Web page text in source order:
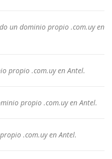
un dominio propio .com.uy en
propio .com.uy en Antel.
propio .com.uy en Antel.
.com.uy en Antel.